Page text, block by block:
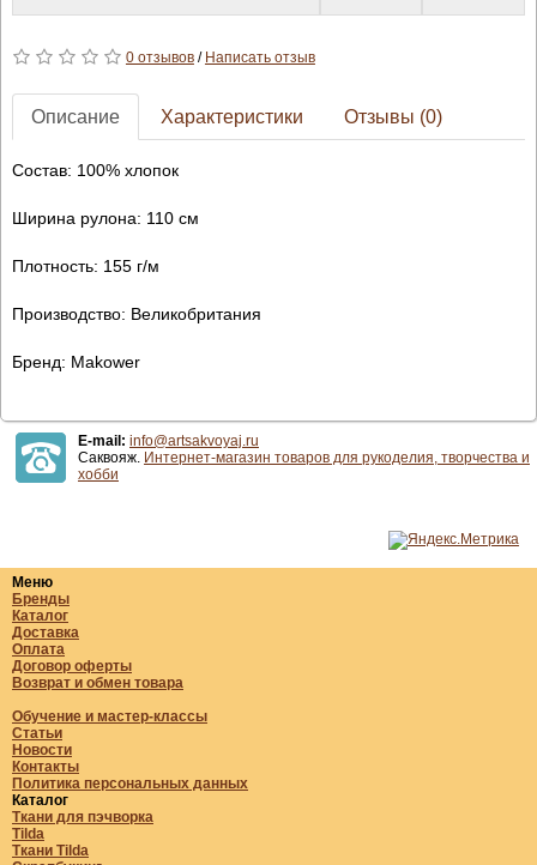
0 отзывов/ Написать отзыв
Описание Характеристики Отзывы (0)
Состав: 100% хлопок
Ширина рулона: 110 см
Плотность: 155 г/м
Производство: Великобритания
Бренд: Makower
E-mail: info@artsakvoyaj.ru
Саквояж. Интернет-магазин товаров для рукоделия, творчества и
хобби
Меню
Бренды
Каталог
Доставка
Оплата
Договор оферты
Возврат и обмен товара
Обучение и мастер-классы
Статьи
Новости
Контакты
Политика персональных данных
Каталог
Ткани для пэчворка
Tilda
Ткани Tilda